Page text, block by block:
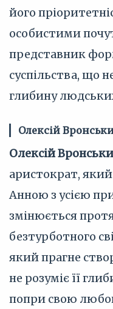
його
особистими
представник
суспільства, що
глибину
Олексій
Олексій
аристократ,
Анною з усією
змінюється
безтурботного
який прагне
не розуміє її
попри свою